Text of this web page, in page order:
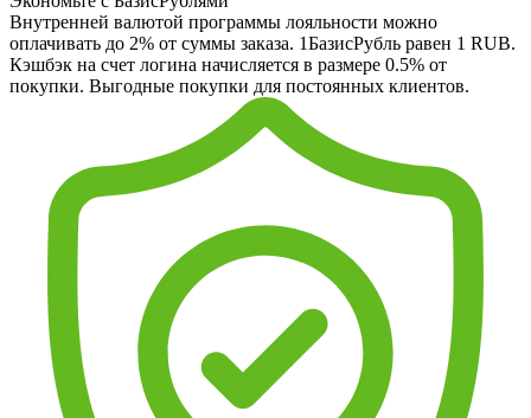
Внутренней валютой программы лояльности можно
оплачивать до 2% от суммы заказа. 1БазисРубль равен 1 RUB.
Кэшбэк на счет логина начисляется в размере 0.5% от
покупки. Выгодные покупки для постоянных клиентов.